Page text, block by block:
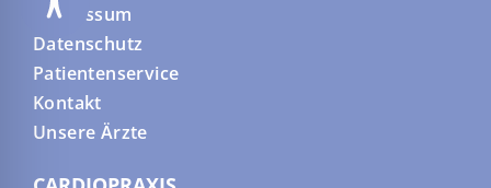
Impressum
Datenschutz
Patientenservice
Kontakt
Unsere Ärzte